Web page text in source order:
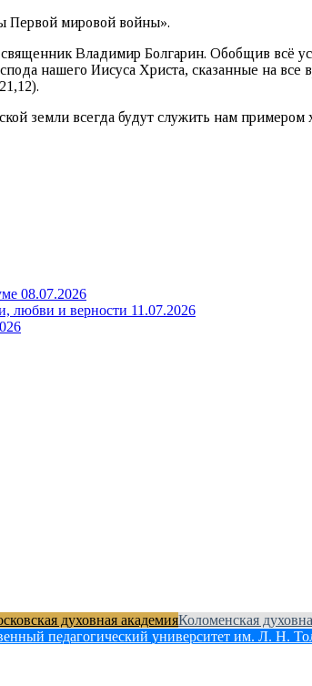
Первой мировой войны».
Владимир Болгарин. Обобщив всё
нашего Иисуса Христа, сказанные на
всегда будут служить нам примером
08.07.2026
любви и верности 11.07.2026
духовная академияКоломенская
педагогический университет им. Л. Н.